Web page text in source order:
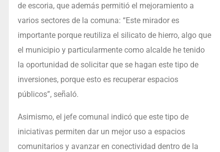
de escoria, que además permitió el mejoramiento a
varios sectores de la comuna: “Este mirador es
importante porque reutiliza el silicato de hierro, algo que
el municipio y particularmente como alcalde he tenido
la oportunidad de solicitar que se hagan este tipo de
inversiones, porque esto es recuperar espacios
públicos”, señaló.
Asimismo, el jefe comunal indicó que este tipo de
iniciativas permiten dar un mejor uso a espacios
comunitarios y avanzar en conectividad dentro de la